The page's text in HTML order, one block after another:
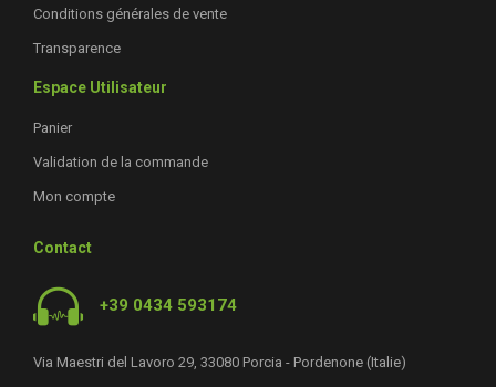
Conditions générales de vente
Transparence
Espace Utilisateur
Panier
Validation de la commande
Mon compte
Contact
+39 0434 593174
Via Maestri del Lavoro 29, 33080 Porcia - Pordenone (Italie)